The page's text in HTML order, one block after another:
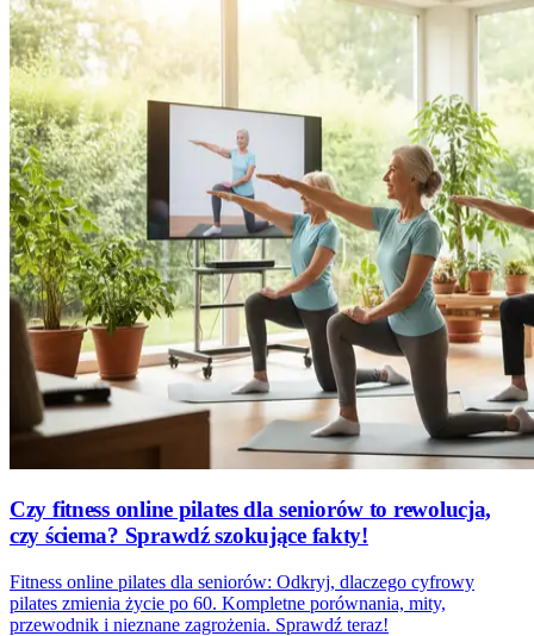
Czy fitness online pilates dla seniorów to rewolucja,
czy ściema? Sprawdź szokujące fakty!
Fitness online pilates dla seniorów: Odkryj, dlaczego cyfrowy
pilates zmienia życie po 60. Kompletne porównania, mity,
przewodnik i nieznane zagrożenia. Sprawdź teraz!